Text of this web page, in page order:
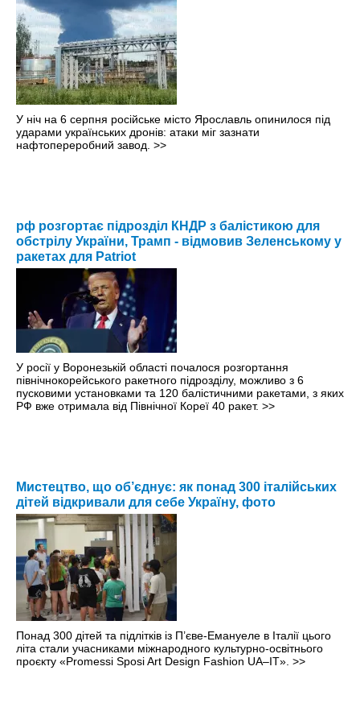
У ніч на 6 серпня російське місто Ярославль опинилося під
ударами українських дронів: атаки міг зазнати
нафтопереробний завод. >>
рф розгортає підрозділ КНДР з балістикою для
обстрілу України, Трамп - відмовив Зеленському у
ракетах для Patriot
У росії у Воронезькій області почалося розгортання
північнокорейського ракетного підрозділу, можливо з 6
пусковими установками та 120 балістичними ракетами, з яких
РФ вже отримала від Північної Кореї 40 ракет. >>
Мистецтво, що об’єднує: як понад 300 італійських
дітей відкривали для себе Україну, фото
Понад 300 дітей та підлітків із П’єве-Емануеле в Італії цього
літа стали учасниками міжнародного культурно-освітнього
проєкту «Promessi Sposi Art Design Fashion UA–IT». >>